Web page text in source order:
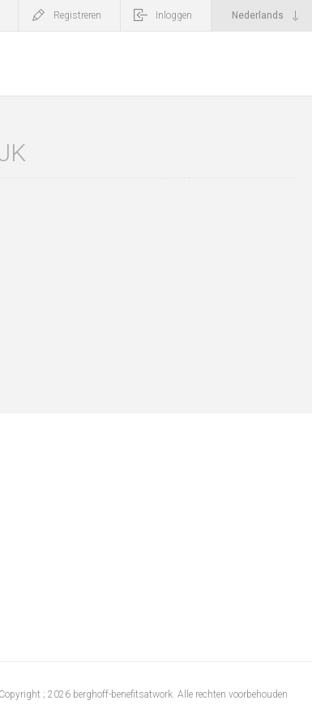
Registreren Inloggen
Copyright ; 2026 berghoff-benefitsatwork. Alle rechten voorbehouden